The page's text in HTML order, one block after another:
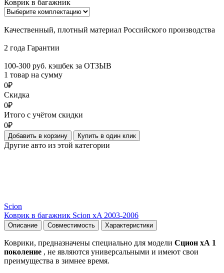
Коврик в багажник
Качественный, плотный материал Российского производства
2 года Гарантии
100-300 руб. кэшбек за ОТЗЫВ
1 товар на сумму
0₽
Скидка
0₽
Итого с учётом скидки
0₽
Добавить в корзину Купить в один клик
Другие авто из этой категории
Scion
Коврик в багажник Scion xA 2003-2006
Описание Совместимость Характеристики
Коврики, предназначены специально для модели Сцион хА 1
поколение , не являются универсальными и имеют свои
преимущества в зимнее время.